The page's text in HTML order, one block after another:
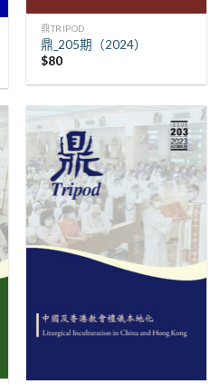
鼎TRIPOD
鼎_205期（2024）
$80